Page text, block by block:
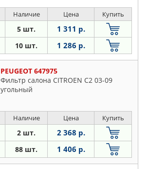
Наличие Цена Купить
5 шт. 1 311 р.
10 шт. 1 286 р.
PEUGEOT 647975
Фильтр салона CITROEN C2 03-09
угольный
Наличие Цена Купить
2 шт. 2 368 р.
88 шт. 1 406 р.